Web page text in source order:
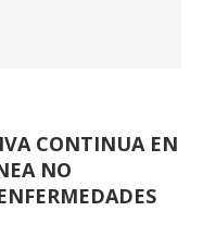
CONTINUA EN
NO